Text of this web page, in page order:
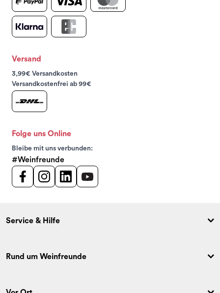
Versand
3,99€ Versandkosten
Versandkostenfrei ab 99€
Folge uns Online
Bleibe mit uns verbunden:
#Weinfreunde
Service & Hilfe
Rund um Weinfreunde